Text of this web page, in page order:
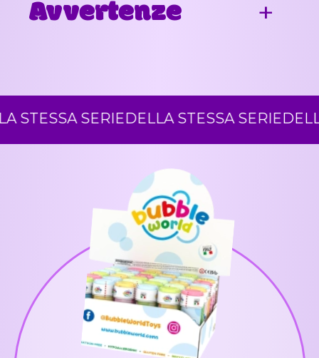
Avvertenze
SERIEDELLA STESSA SERIEDELLA